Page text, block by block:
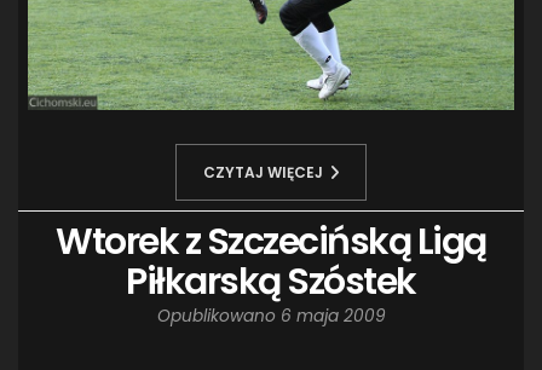
CZYTAJ WIĘCEJ
Wtorek z Szczecińską Ligą
Piłkarską Szóstek
Opublikowano 6 maja 2009